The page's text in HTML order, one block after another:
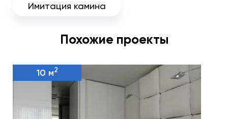
Имитация камина
Похожие проекты
10 м2